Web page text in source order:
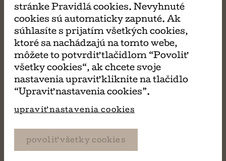
PÁČIŤ
Velká kniha superpokladov
Susanna Isern
stránke Pravidlá cookies. Nevyhnuté
cookies sú automaticky zapnuté. Ak
súhlasíte s prijatím všetkých cookies,
ktoré sa nachádzajú na tomto webe,
môžete to potvrdiť tlačidlom “Povoliť
všetky cookies“, ak chcete svoje
nastavenia upraviť kliknite na tlačidlo
“Upraviť nastavenia cookies”.
upraviť nastavenia cookies
povoliť všetky cookies